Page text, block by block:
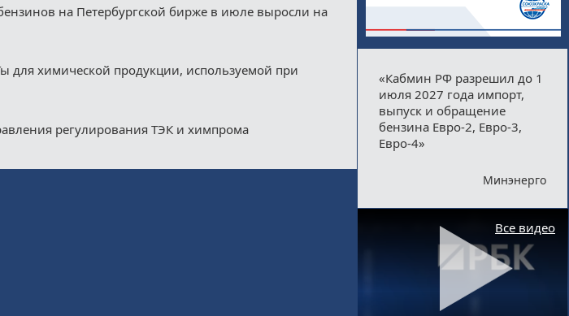
на Петербургской бирже в июле выросли на
для химической продукции, используемой при
регулирования ТЭК и химпрома
«Кабмин РФ разрешил до 1
июля 2027 года импорт,
выпуск и обращение
бензина Евро-2, Евро-3,
Евро-4»
Минэнерго
Все видео